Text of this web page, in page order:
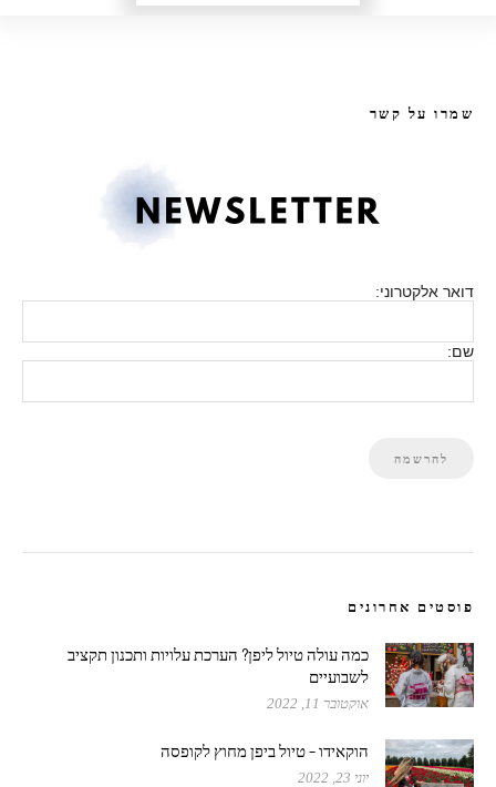
שמרו על קשר
דואר אלקטרוני:
שם:
פוסטים אחרונים
כמה עולה טיול ליפן? הערכת עלויות ותכנון תקציב
לשבועיים
אוקטובר 11, 2022
הוקאידו – טיול ביפן מחוץ לקופסה
יוני 23, 2022